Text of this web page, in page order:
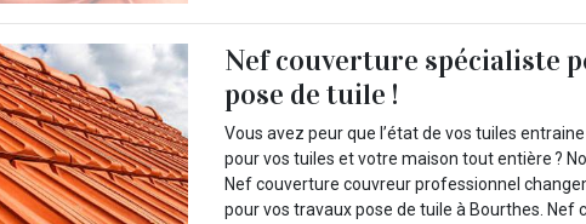
Nef couverture spécialiste
pose de tuile !
Vous avez peur que l’état de vos tuiles
pour vos tuiles et votre maison tout entière ?
Nef couverture couvreur professionnel
pour vos travaux pose de tuile à Bourthes. Nef